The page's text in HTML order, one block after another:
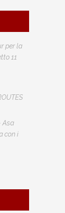
per la
11
Asa
con i